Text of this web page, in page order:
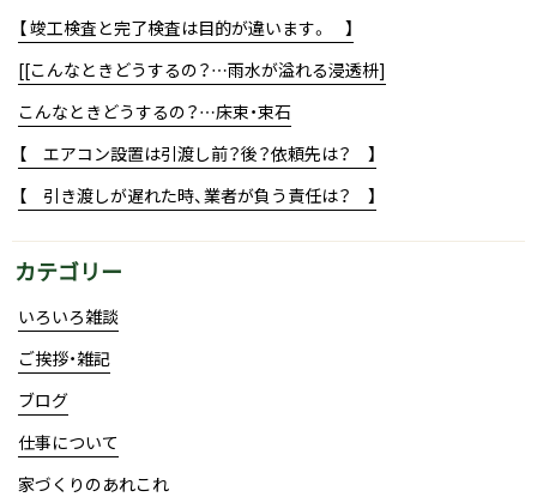
【 竣工検査と完了検査は目的が違います。 】
[[こんなときどうするの？…雨水が溢れる浸透枡]
こんなときどうするの？…床束・束石
【 エアコン設置は引渡し前？後？依頼先は？ 】
【 引き渡しが遅れた時、業者が負う責任は？ 】
カテゴリー
いろいろ雑談
ご挨拶・雑記
ブログ
仕事について
家づくりのあれこれ